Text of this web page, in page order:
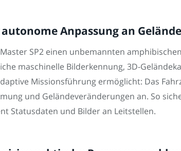
Anpassung an
SP2 einen unbemannten
maschinelle Bilderkennung, 3D-
Missionsführung ermöglicht: Das
und Geländeveränderungen an. So
Statusdaten und Bilder an Leitstellen.